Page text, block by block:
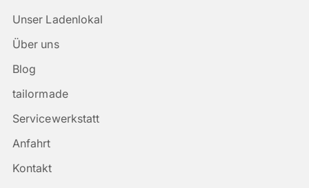
Unser Ladenlokal
Über uns
Blog
tailormade
Servicewerkstatt
Anfahrt
Kontakt